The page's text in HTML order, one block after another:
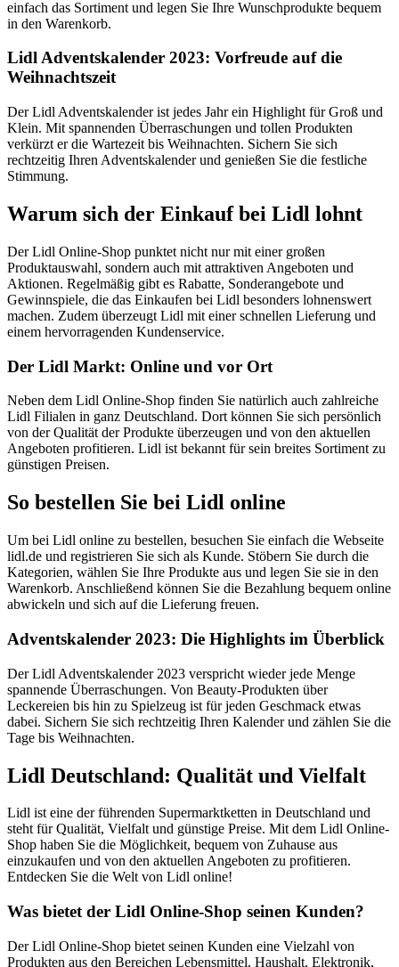
einfach das Sortiment und legen Sie Ihre Wunschprodukte bequem
in den Warenkorb.
Lidl Adventskalender 2023: Vorfreude auf die
Weihnachtszeit
Der Lidl Adventskalender ist jedes Jahr ein Highlight für Groß und
Klein. Mit spannenden Überraschungen und tollen Produkten
verkürzt er die Wartezeit bis Weihnachten. Sichern Sie sich
rechtzeitig Ihren Adventskalender und genießen Sie die festliche
Stimmung.
Warum sich der Einkauf bei Lidl lohnt
Der Lidl Online-Shop punktet nicht nur mit einer großen
Produktauswahl, sondern auch mit attraktiven Angeboten und
Aktionen. Regelmäßig gibt es Rabatte, Sonderangebote und
Gewinnspiele, die das Einkaufen bei Lidl besonders lohnenswert
machen. Zudem überzeugt Lidl mit einer schnellen Lieferung und
einem hervorragenden Kundenservice.
Der Lidl Markt: Online und vor Ort
Neben dem Lidl Online-Shop finden Sie natürlich auch zahlreiche
Lidl Filialen in ganz Deutschland. Dort können Sie sich persönlich
von der Qualität der Produkte überzeugen und von den aktuellen
Angeboten profitieren. Lidl ist bekannt für sein breites Sortiment zu
günstigen Preisen.
So bestellen Sie bei Lidl online
Um bei Lidl online zu bestellen, besuchen Sie einfach die Webseite
lidl.de und registrieren Sie sich als Kunde. Stöbern Sie durch die
Kategorien, wählen Sie Ihre Produkte aus und legen Sie sie in den
Warenkorb. Anschließend können Sie die Bezahlung bequem online
abwickeln und sich auf die Lieferung freuen.
Adventskalender 2023: Die Highlights im Überblick
Der Lidl Adventskalender 2023 verspricht wieder jede Menge
spannende Überraschungen. Von Beauty-Produkten über
Leckereien bis hin zu Spielzeug ist für jeden Geschmack etwas
dabei. Sichern Sie sich rechtzeitig Ihren Kalender und zählen Sie die
Tage bis Weihnachten.
Lidl Deutschland: Qualität und Vielfalt
Lidl ist eine der führenden Supermarktketten in Deutschland und
steht für Qualität, Vielfalt und günstige Preise. Mit dem Lidl Online-
Shop haben Sie die Möglichkeit, bequem von Zuhause aus
einzukaufen und von den aktuellen Angeboten zu profitieren.
Entdecken Sie die Welt von Lidl online!
Was bietet der Lidl Online-Shop seinen Kunden?
Der Lidl Online-Shop bietet seinen Kunden eine Vielzahl von
Produkten aus den Bereichen Lebensmittel, Haushalt, Elektronik,